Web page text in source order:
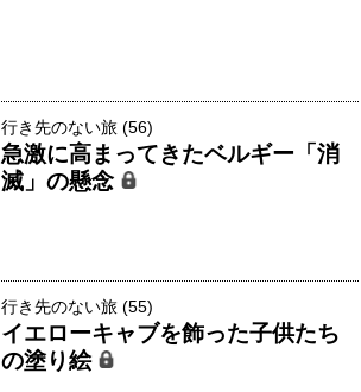
行き先のない旅 (56)
急激に高まってきたベルギー「消
滅」の懸念
行き先のない旅 (55)
イエローキャブを飾った子供たち
の塗り絵